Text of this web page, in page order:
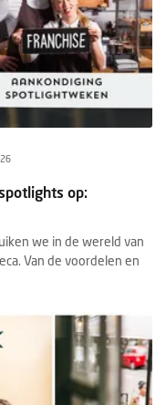
op:
we in de wereld van
Van de voordelen en